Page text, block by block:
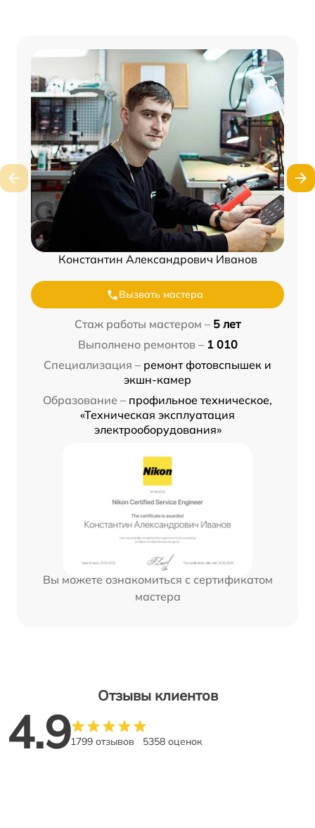
Константин Александрович Иванов
Вызвать мастера
Стаж работы мастером – 5 лет
Выполнено ремонтов – 1 010
Специализация – ремонт фотовспышек и
экшн-камер
Образование – профильное техническое,
«Техническая эксплуатация
электрооборудования»
Вы можете ознакомиться с сертификатом
мастера
Отзывы клиентов
4.91799 отзывов 5358 оценок